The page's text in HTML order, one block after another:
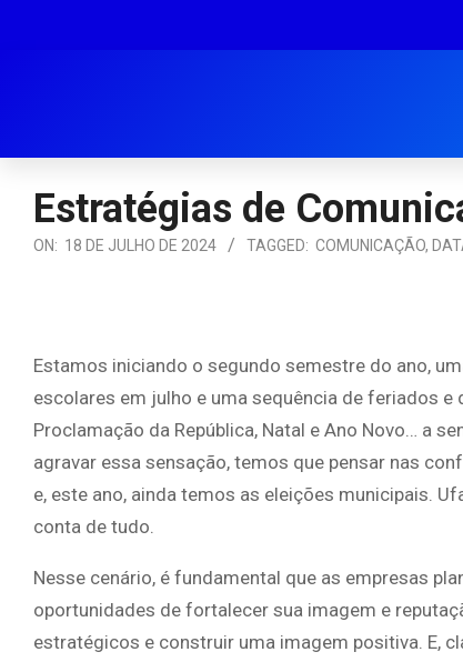
Estratégias de
ON: 18 DE JULHO DE 2024 TAGGED: COMUNICAÇÃO,
Estamos iniciando o segundo semestre do ano,
escolares em julho e uma sequência de feriados
Proclamação da República, Natal e Ano Novo… a
agravar essa sensação, temos que pensar nas
e, este ano, ainda temos as eleições municipais.
conta de tudo.
Nesse cenário, é fundamental que as empresas
oportunidades de fortalecer sua imagem e
estratégicos e construir uma imagem positiva. E,